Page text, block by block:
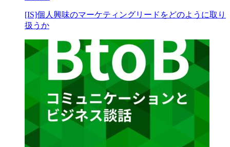
[IS]個人興味のマーケティングリードをどのように取り
扱うか